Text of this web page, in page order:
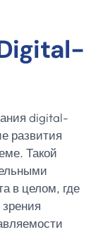
digital-
развития
Такой
в целом, где